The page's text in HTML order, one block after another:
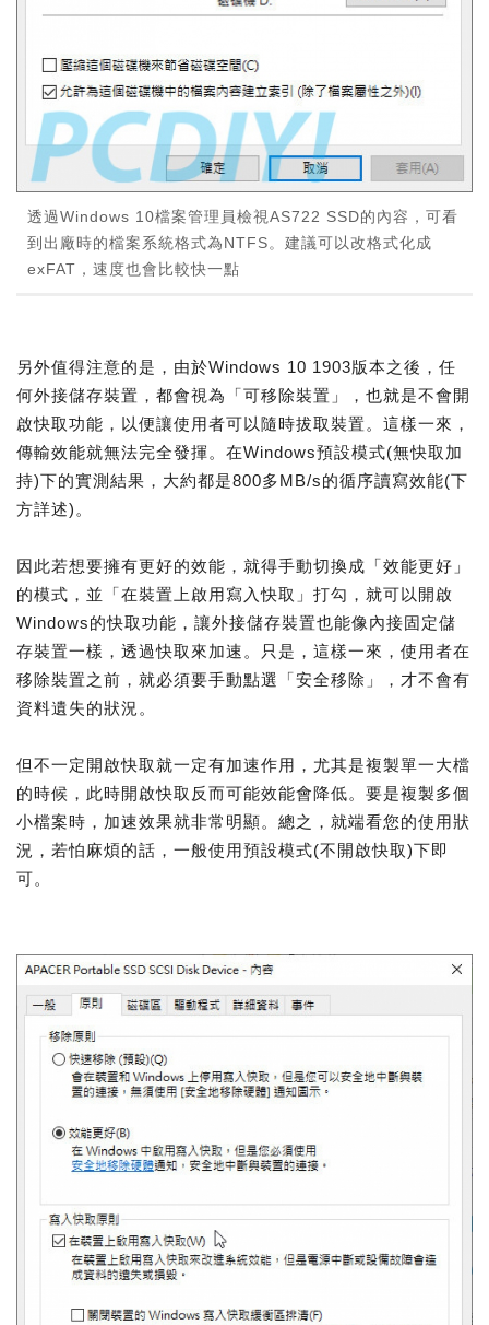
透過Windows 10檔案管理員檢視AS722 SSD的內容，可看
到出廠時的檔案系統格式為NTFS。建議可以改格式化成
exFAT，速度也會比較快一點
另外值得注意的是，由於Windows 10 1903版本之後，任
何外接儲存裝置，都會視為「可移除裝置」，也就是不會開
啟快取功能，以便讓使用者可以隨時拔取裝置。這樣一來，
傳輸效能就無法完全發揮。在Windows預設模式(無快取加
持)下的實測結果，大約都是800多MB/s的循序讀寫效能(下
方詳述)。
因此若想要擁有更好的效能，就得手動切換成「效能更好」
的模式，並「在裝置上啟用寫入快取」打勾，就可以開啟
Windows的快取功能，讓外接儲存裝置也能像內接固定儲
存裝置一樣，透過快取來加速。只是，這樣一來，使用者在
移除裝置之前，就必須要手動點選「安全移除」，才不會有
資料遺失的狀況。
但不一定開啟快取就一定有加速作用，尤其是複製單一大檔
的時候，此時開啟快取反而可能效能會降低。要是複製多個
小檔案時，加速效果就非常明顯。總之，就端看您的使用狀
況，若怕麻煩的話，一般使用預設模式(不開啟快取)下即
可。